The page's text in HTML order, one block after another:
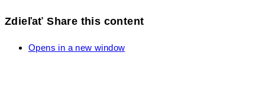
Zdieľať Share this content
Opens in a new window